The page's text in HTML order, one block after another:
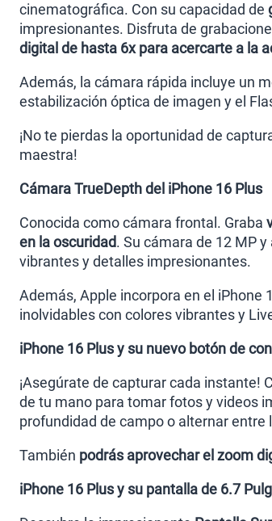
cinematográfica. Con su capacidad de
impresionantes. Disfruta de
digital de hasta 6x para acercarte a la
Además, la cámara rápida incluye un
estabilización óptica de imagen y el
¡No te pierdas la oportunidad de
maestra!
Cámara TrueDepth del iPhone 16 Plus
Conocida como cámara frontal. Graba
en la oscuridad. Su cámara de 12 MP
vibrantes y detalles impresionantes.
Además, Apple incorpora en el iPhone
inolvidables con colores vibrantes y
iPhone 16 Plus y su nuevo botón de
¡Asegúrate de capturar cada instante!
de tu mano para tomar fotos y videos
profundidad de campo o alternar entre
También podrás aprovechar el zoom
iPhone 16 Plus y su pantalla de 6.7